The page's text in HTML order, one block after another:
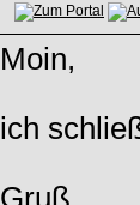
Moin,
ich
Gruß